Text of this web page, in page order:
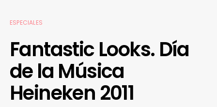
ESPECIALES
Fantastic Looks. Día
de la Música
Heineken 2011